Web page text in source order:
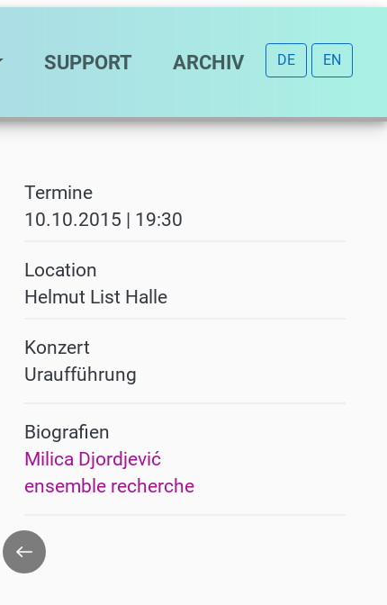
SUPPORT ARCHIV DE EN
Termine
10.10.2015 | 19:30
Location
Helmut List Halle
Konzert
Uraufführung
Biografien
Milica Djordjević
ensemble recherche
Zurück